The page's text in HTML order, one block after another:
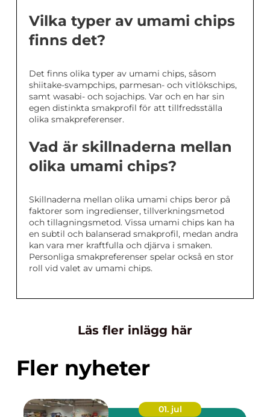
Vilka typer av umami chips
finns det?
Det finns olika typer av umami chips, såsom
shiitake-svampchips, parmesan- och vitlökschips,
samt wasabi- och sojachips. Var och en har sin
egen distinkta smakprofil för att tillfredsställa
olika smakpreferenser.
Vad är skillnaderna mellan
olika umami chips?
Skillnaderna mellan olika umami chips beror på
faktorer som ingredienser, tillverkningsmetod
och tillagningsmetod. Vissa umami chips kan ha
en subtil och balanserad smakprofil, medan andra
kan vara mer kraftfulla och djärva i smaken.
Personliga smakpreferenser spelar också en stor
roll vid valet av umami chips.
Läs fler inlägg här
Fler nyheter
01. jul